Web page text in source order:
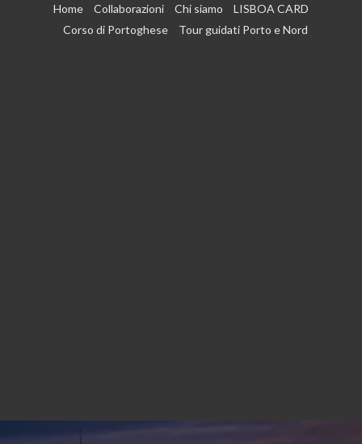
Home Collaborazioni Chi siamo
LISBOA CARD
Corso di Portoghese
Tour guidati Porto e Nord